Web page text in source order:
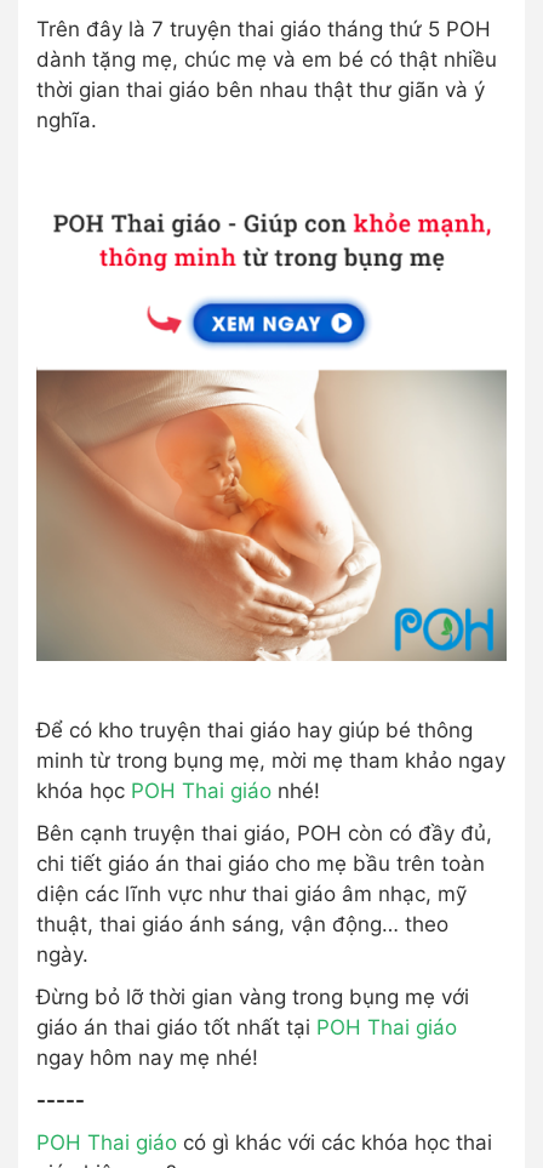
Trên đây là 7 truyện thai giáo tháng thứ 5 POH
dành tặng mẹ, chúc mẹ và em bé có thật nhiều
thời gian thai giáo bên nhau thật thư giãn và ý
nghĩa.
Để có kho truyện thai giáo hay giúp bé thông
minh từ trong bụng mẹ, mời mẹ tham khảo ngay
khóa học POH Thai giáo nhé!
Bên cạnh truyện thai giáo, POH còn có đầy đủ,
chi tiết giáo án thai giáo cho mẹ bầu trên toàn
diện các lĩnh vực như thai giáo âm nhạc, mỹ
thuật, thai giáo ánh sáng, vận động… theo
ngày.
Đừng bỏ lỡ thời gian vàng trong bụng mẹ với
giáo án thai giáo tốt nhất tại POH Thai giáo
ngay hôm nay mẹ nhé!
-----
POH Thai giáo có gì khác với các khóa học thai